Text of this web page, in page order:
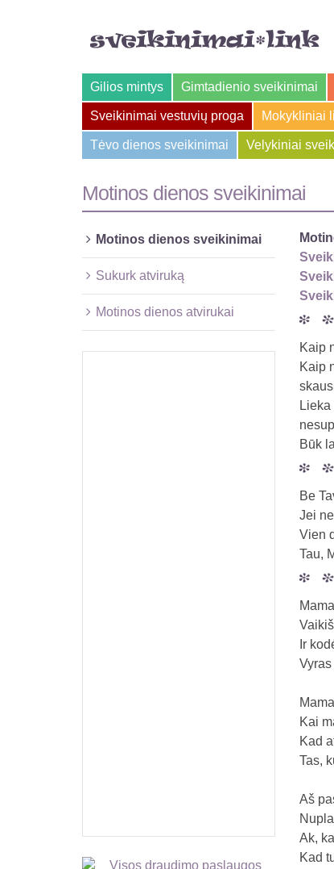
Gilios mintys Gimtadienio sveikinimai
Sveikinimai vestuvių proga Mokykliniai
Tėvo dienos sveikinimai Velykiniai
Motinos dienos sveikinimai
Motinos dienos sveikinimai
Sukurk atviruką
Motinos dienos atvirukai
Kaip
Kaip
Būk
Be
Jei
Vien
Tau,
Ir
Kai
Kad
Tas,
Aš
Ak,
Kad